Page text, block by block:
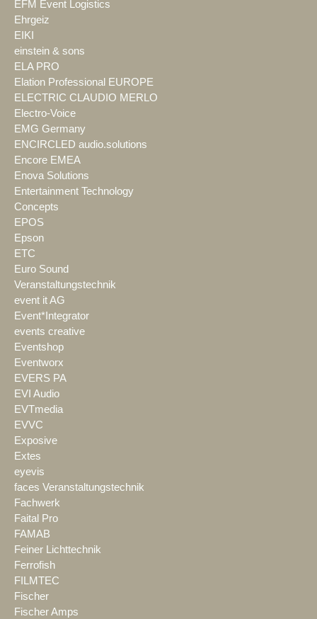
EFM Event Logistics
Ehrgeiz
EIKI
einstein & sons
ELA PRO
Elation Professional EUROPE
ELECTRIC CLAUDIO MERLO
Electro-Voice
EMG Germany
ENCIRCLED audio.solutions
Encore EMEA
Enova Solutions
Entertainment Technology
Concepts
EPOS
Epson
ETC
Euro Sound
Veranstaltungstechnik
event it AG
Event*Integrator
events creative
Eventshop
Eventworx
EVERS PA
EVI Audio
EVTmedia
EVVC
Exposive
Extes
eyevis
faces Veranstaltungstechnik
Fachwerk
Faital Pro
FAMAB
Feiner Lichttechnik
Ferrofish
FILMTEC
Fischer
Fischer Amps